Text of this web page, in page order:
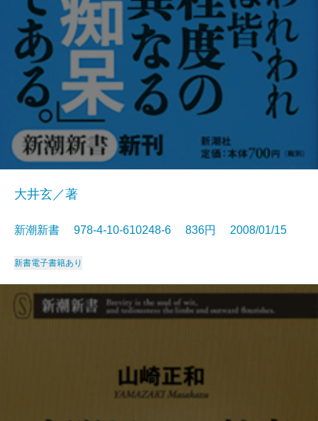
大井玄／著
新潮新書 978-4-10-610248-6 836円 2008/01/15
新書電子書籍あり